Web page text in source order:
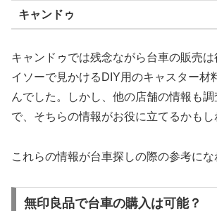
キャンドゥ
キャンドゥでは残念ながら台車の販売
イソーで見かけるDIY用のキャスター材
んでした。しかし、他の店舗の情報も
で、そちらの情報がお役に立てるかもし
これらの情報が台車探しの際の参考にな
無印良品で台車の購入は可能？